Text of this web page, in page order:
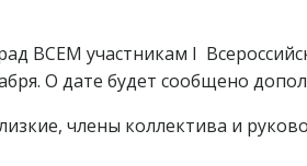
ВСЕМ участникам I
О дате будет сообщено
члены коллектива и